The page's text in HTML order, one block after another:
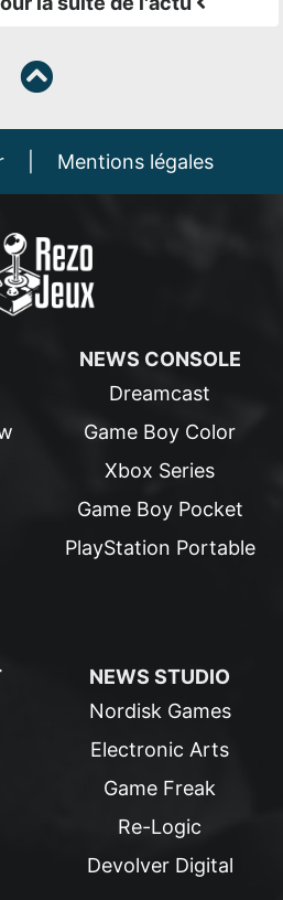
Mentions légales
NEWS CONSOLE
Dreamcast
Game Boy Color
Xbox Series
Game Boy Pocket
PlayStation Portable
NEWS STUDIO
Nordisk Games
Electronic Arts
Game Freak
Re-Logic
Devolver Digital